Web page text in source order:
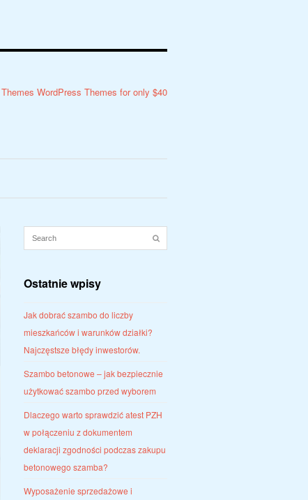
Ostatnie wpisy
Jak dobrać szambo do liczby
mieszkańców i warunków działki?
Najczęstsze błędy inwestorów.
Szambo betonowe – jak bezpiecznie
użytkować szambo przed wyborem
Dlaczego warto sprawdzić atest PZH
w połączeniu z dokumentem
deklaracji zgodności podczas zakupu
betonowego szamba?
Wyposażenie sprzedażowe i